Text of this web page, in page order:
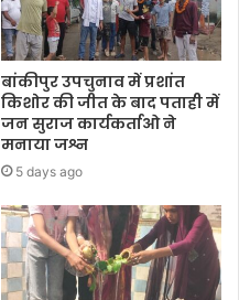
बांकीपुर उपचुनाव में प्रशांत
किशोर की जीत के बाद पताही में
जन सुराज कार्यकर्ताओ ने
मनाया जश्न
5 days ago